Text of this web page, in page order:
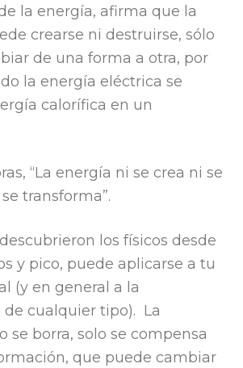
la energía, afirma que la
crearse ni destruirse, sólo
de una forma a otra, por
la energía eléctrica se
calorífica en un
“La energía ni se crea ni se
transforma”.
los físicos desde
y pico, puede aplicarse a tu
(y en general a la
cualquier tipo). La
se borra, solo se compensa
que puede cambiar